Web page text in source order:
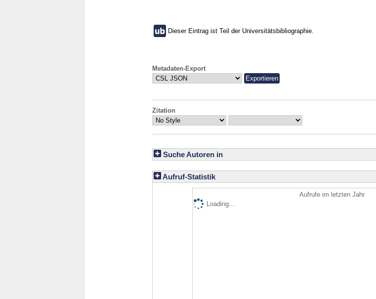
Dieser Eintrag ist Teil der Universitätsbibliographie.
Metadaten-Export
Zitation
Suche Autoren in
Aufruf-Statistik
Aufrufe im letzten Jahr
Loading...